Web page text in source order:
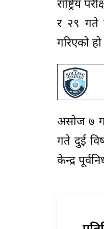
राष्ट्रिय
र २९ गते
गरिएको
असोज ७
गते दुई
केन्द्र